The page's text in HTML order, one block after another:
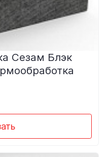
Сезам Блэк